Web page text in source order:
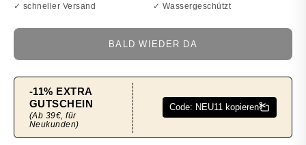
✓ schneller Versand ✓ Wassergeschützt
BALD WIEDER DA